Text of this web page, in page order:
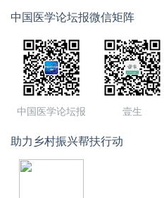
中国医学论坛报微信矩阵
中国医学论坛报 壹生
助力乡村振兴帮扶行动